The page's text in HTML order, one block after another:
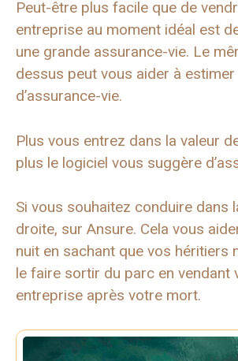
Peut-être plus facile que de
entreprise au moment idéal est
une grande assurance-vie. Le
dessus peut vous aider à
d’assurance-vie.
Plus vous entrez dans la valeur
plus le logiciel vous suggère
Si vous souhaitez conduire dans
droite, sur Ansure. Cela vous
nuit en sachant que vos héritiers
le faire sortir du parc en vendant
entreprise après votre mort.